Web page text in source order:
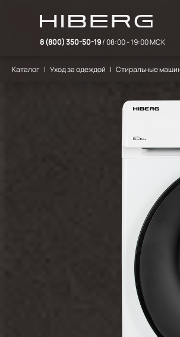
8 (800) 350-50-19/ 08:00 - 19:00 МСК
Каталог Уход за одеждой Стиральные